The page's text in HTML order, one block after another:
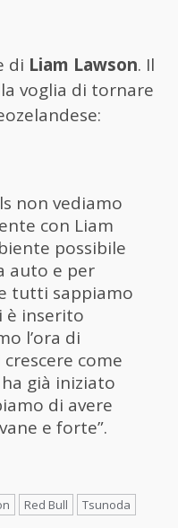
di Liam Lawson. Il
voglia di tornare
non vediamo
con Liam
possibile
auto e per
tutti sappiamo
è inserito
l’ora di
come
già iniziato
di avere
e forte”.
Red Bull Tsunoda